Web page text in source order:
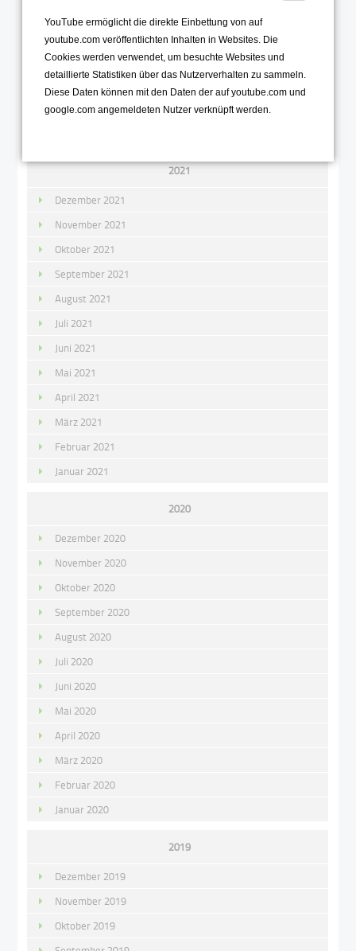
Mai 2022
April 2022
Februar 2022
2021
Dezember 2021
November 2021
Oktober 2021
September 2021
August 2021
Juli 2021
Juni 2021
Mai 2021
April 2021
März 2021
Februar 2021
Januar 2021
2020
Dezember 2020
November 2020
Oktober 2020
September 2020
August 2020
Juli 2020
Juni 2020
Mai 2020
April 2020
März 2020
Februar 2020
Januar 2020
2019
Dezember 2019
November 2019
Oktober 2019
YouTube ermöglicht die direkte Einbettung von auf
youtube.com veröffentlichten Inhalten in Websites. Die
Cookies werden verwendet, um besuchte Websites und
detaillierte Statistiken über das Nutzerverhalten zu sammeln.
Diese Daten können mit den Daten der auf youtube.com und
google.com angemeldeten Nutzer verknüpft werden.